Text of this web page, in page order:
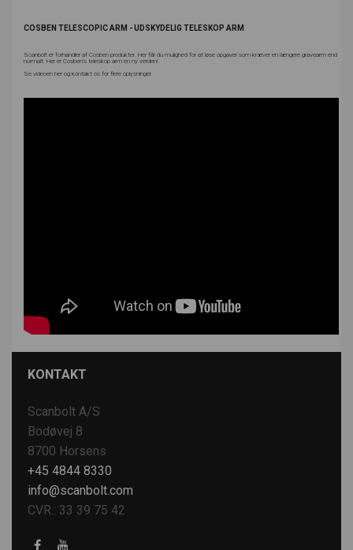
COSBEN TELESCOPIC ARM - UDSKYDELIG TELESKOP ARM
Scanbolt er forhandler af Cosben produkter. Her får du mulighed for at løse opgaver som kræver en længere gravearm end
normalt. Her er Cosben's teleskop arm en ny verden!
Se videoen her og kontakt os for flere oplysninger.
KONTAKT
Scanbolt A/S
Bodøvej 8
8700 Horsens
+45 4844 8330
info@scanbolt.com
CVR.: 33 39 75 42